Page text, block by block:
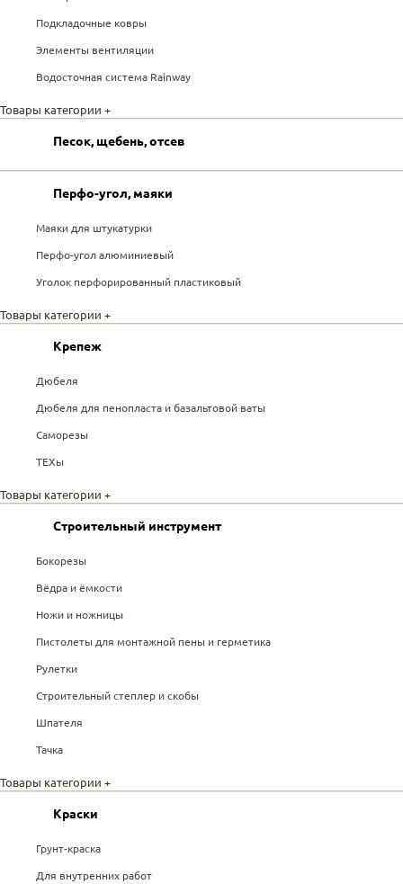
Подкладочные ковры
Элементы вентиляции
Водосточная система Rainway
Товары категории +
Песок, щебень, отсев
Перфо-угол, маяки
Маяки для штукатурки
Перфо-угол алюминиевый
Уголок перфорированный пластиковый
Товары категории +
Крепеж
Дюбеля
Дюбеля для пенопласта и базальтовой ваты
Саморезы
ТЕХы
Товары категории +
Строительный инструмент
Бокорезы
Вёдра и ёмкости
Ножи и ножницы
Пистолеты для монтажной пены и герметика
Рулетки
Строительный степлер и скобы
Шпателя
Тачка
Товары категории +
Краски
Грунт-краска
Для внутренних работ